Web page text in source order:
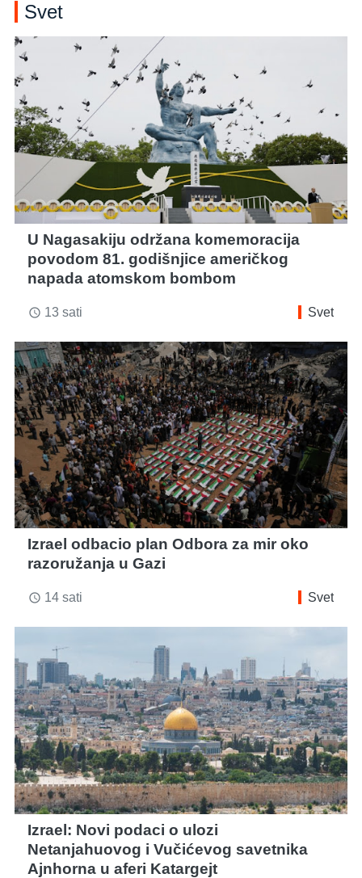
Svet
U Nagasakiju održana komemoracija
povodom 81. godišnjice američkog
napada atomskom bombom
access_time 13 sati Svet
Izrael odbacio plan Odbora za mir oko
razoružanja u Gazi
access_time 14 sati Svet
Izrael: Novi podaci o ulozi
Netanjahuovog i Vučićevog savetnika
Ajnhorna u aferi Katargejt